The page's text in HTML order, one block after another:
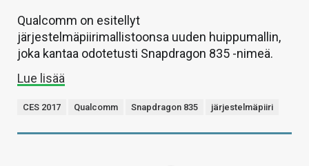
Qualcomm on esitellyt
järjestelmäpiirimallistoonsa uuden huippumallin,
joka kantaa odotetusti Snapdragon 835 -nimeä.
Lue lisää
CES 2017 Qualcomm Snapdragon 835 järjestelmäpiiri